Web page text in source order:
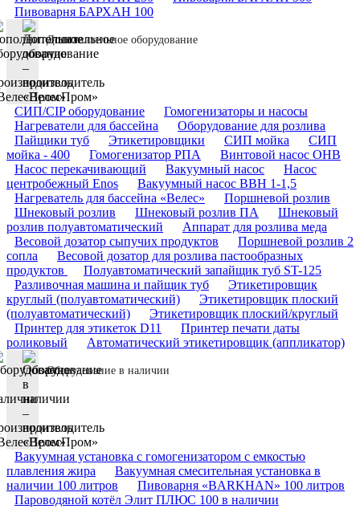
Пивоварня БАРХАН 100
Дополнительное оборудование
СИП/CIP оборудование
Гомогенизаторы и насосы
Нагреватели для бассейна
Оборудование для розлива
Пайщики туб
Этикетировщики СИП мойка
СИП
мойка - 400
Гомогенизатор РПА
Винтовой насос ОНВ
Насос перекачивающий
Вакуумный насос
Насос
центробежный Enos
Вакуумный насос ВВН 1-1,5
Нагреватель для бассейна «Велес»
Поршневой розлив
Шнековый розлив
Шнековый розлив ПА
Шнековый
розлив полуавтоматический
Аппарат для розлива меда
Весовой дозатор сыпучих продуктов
Поршневой розлив 2
сопла
Весовой дозатор для розлива пастообразных
продуктов
Полуавтоматический запайщик туб ST-125
Разливочная машина и пайщик туб
Этикетировщик
круглый (полуавтоматический)
Этикетировщик плоский
(полуавтоматический)
Этикетировщик плоский/круглый
Принтер для этикеток D11
Принтер печати даты
роликовый
Автоматический этикетировщик (аппликатор)
Оборудование в наличии
Вакуумная установка с гомогенизатором с емкостью
плавления жира
Вакуумная смесительная установка в
наличии 100 литров
Пивоварня «BARKHAN» 100 литров
Пароводяной котёл Элит ПЛЮС 100 в наличии